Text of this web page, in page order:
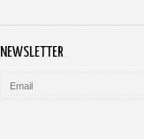
NEWSLETTER